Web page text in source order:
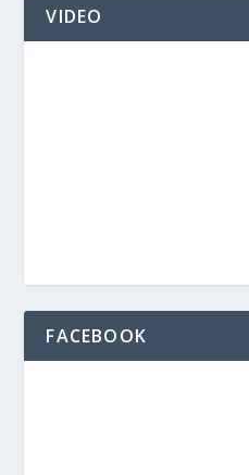
VIDEO
FACEBOOK